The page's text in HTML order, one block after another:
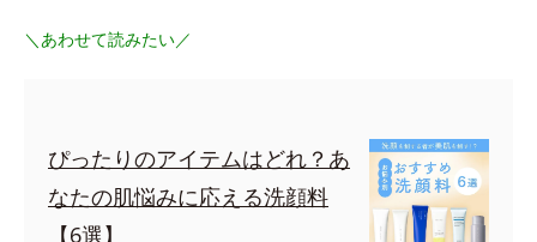
＼あわせて読みたい／
ぴったりのアイテムはどれ？あ
なたの肌悩みに応える洗顔料
【6選】